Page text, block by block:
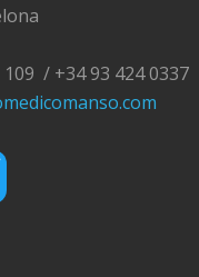
109 / +34 93 424 0337